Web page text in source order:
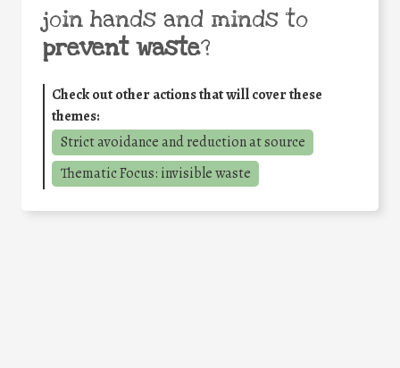
join hands and minds to
prevent waste?
Check out other actions that will cover these
themes:
Strict avoidance and reduction at source
Thematic Focus: invisible waste